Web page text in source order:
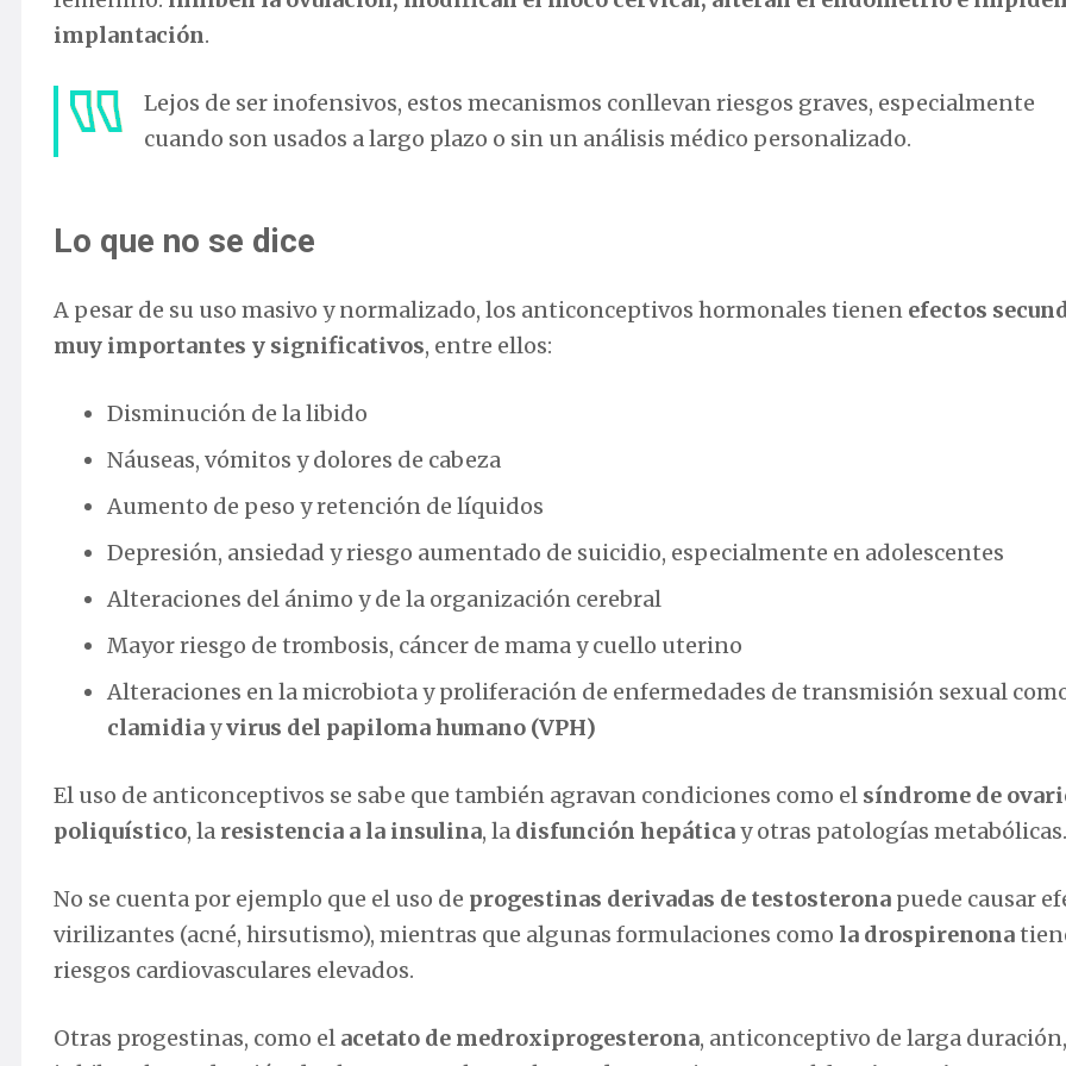
implantación.
Lejos de ser inofensivos, estos mecanismos conllevan riesgos graves, especialmente
cuando son usados a largo plazo o sin un análisis médico personalizado.
Lo que no se dice
A pesar de su uso masivo y normalizado, los anticonceptivos hormonales tienen efectos
muy importantes y significativos, entre ellos:
Disminución de la libido
Náuseas, vómitos y dolores de cabeza
Aumento de peso y retención de líquidos
Depresión, ansiedad y riesgo aumentado de suicidio, especialmente en adolescentes
Alteraciones del ánimo y de la organización cerebral
Mayor riesgo de trombosis, cáncer de mama y cuello uterino
Alteraciones en la microbiota y proliferación de enfermedades de transmisión sexual
clamidiayvirus del papiloma humano (VPH)
El uso de anticonceptivos se sabe que también agravan condiciones como el síndrome de
poliquístico, la resistencia a la insulina, la disfunción hepáticay otras patologías metabólicas.
No se cuenta por ejemplo que el uso de progestinas derivadas de testosterona puede causar
virilizantes (acné, hirsutismo), mientras que algunas formulaciones como la drospirenona
riesgos cardiovasculares elevados.
Otras progestinas, como el acetato de medroxiprogesterona, anticonceptivo de larga duración,